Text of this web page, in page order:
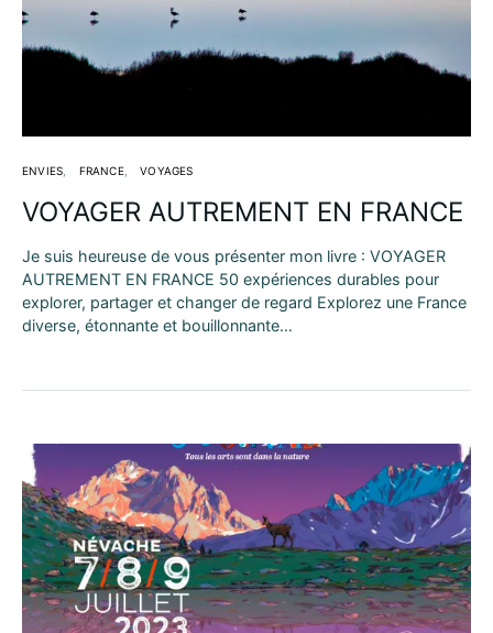
ENVIES FRANCE VOYAGES
VOYAGER AUTREMENT EN FRANCE
Je suis heureuse de vous présenter mon livre : VOYAGER
AUTREMENT EN FRANCE 50 expériences durables pour
explorer, partager et changer de regard Explorez une France
diverse, étonnante et bouillonnante…